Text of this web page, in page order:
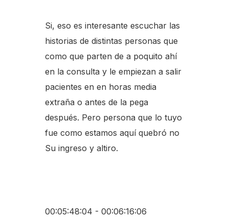
Si, eso es interesante escuchar las
historias de distintas personas que
como que parten de a poquito ahí
en la consulta y le empiezan a salir
pacientes en en horas media
extraña o antes de la pega
después. Pero persona que lo tuyo
fue como estamos aquí quebró no
Su ingreso y altiro.
00:05:48:04 - 00:06:16:06